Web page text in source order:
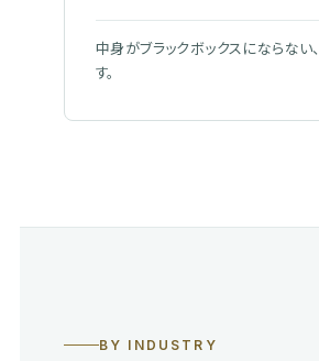
中身がブラックボックスにならない
す。
BY INDUSTRY